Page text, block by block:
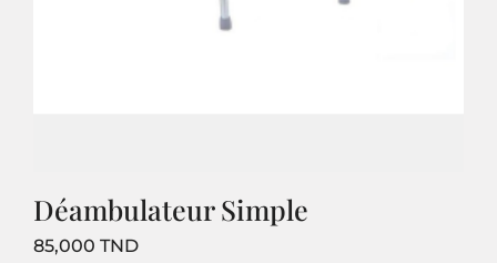
Déambulateur Simple
85,000 TNDPrix